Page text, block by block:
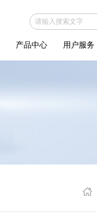
产品中心 用户服务